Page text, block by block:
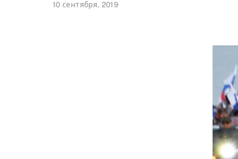
10 сентября, 2019